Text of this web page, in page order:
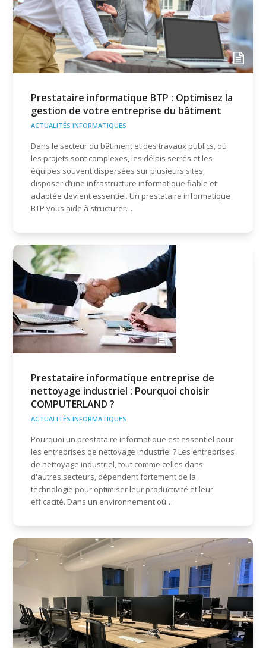
Prestataire informatique BTP : Optimisez la
gestion de votre entreprise du bâtiment
ACTUALITÉS INFORMATIQUES
Dans le secteur du bâtiment et des travaux publics, où
les projets sont complexes, les délais serrés et les
équipes souvent dispersées sur plusieurs sites,
disposer d’une infrastructure informatique fiable et
adaptée devient essentiel. Un prestataire informatique
BTP vous aide à structurer…
Prestataire informatique entreprise de
nettoyage industriel : Pourquoi choisir
COMPUTERLAND ?
ACTUALITÉS INFORMATIQUES
Pourquoi un prestataire informatique est essentiel pour
les entreprises de nettoyage industriel ? Les entreprises
de nettoyage industriel, tout comme celles dans
d'autres secteurs, dépendent fortement de la
technologie pour optimiser leur productivité et leur
efficacité. Dans un environnement où…